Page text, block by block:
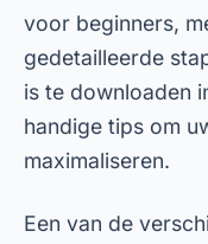
voor beginners,
gedetailleerde
is te downloaden
handige tips om
maximaliseren.
Een van de